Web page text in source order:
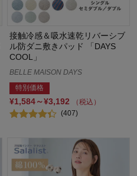
接触冷感＆吸水速乾リバーシブ
ル防ダニ敷きパッド 「DAYS
COOL」
BELLE MAISON DAYS
特別価格
¥1,584～¥3,192
（税込）
(407)